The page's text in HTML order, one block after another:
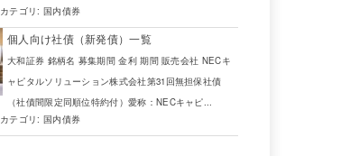
カテゴリ: 国内債券
個人向け社債（新発債）一覧
大和証券 銘柄名 募集期間 金利 期間 販売会社 NECキ
ャピタルソリューション株式会社第31回無担保社債
（社債間限定同順位特約付）愛称：NECキャピ...
カテゴリ: 国内債券